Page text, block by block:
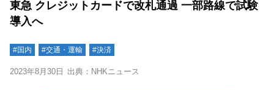
東急 クレジットカードで改札通過 一部路線で試験
導入へ
#国内 #交通・運輸 #決済
2023年8月30日 出典：NHKニュース